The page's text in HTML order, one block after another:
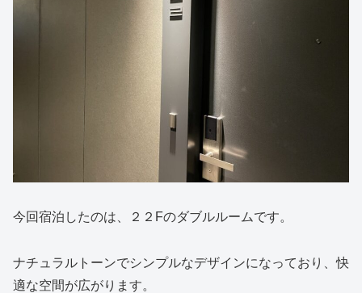
今回宿泊したのは、２２Fのダブルルームです。
ナチュラルトーンでシンプルなデザインになっており、快
適な空間が広がります。